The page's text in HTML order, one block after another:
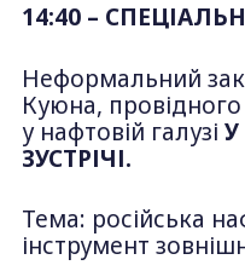
14:40 –
Неформальний
Куюна, провідного
у нафтовій галузі
ЗУСТРІЧІ.
Тема: російська
інструмент